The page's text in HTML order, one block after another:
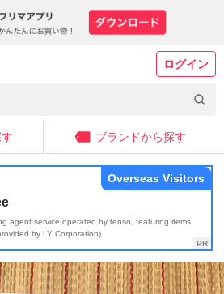
ログイン
ブランドから探す
agent service operated by tenso, featuring items
by LY Corporation)
Overseas Visitors